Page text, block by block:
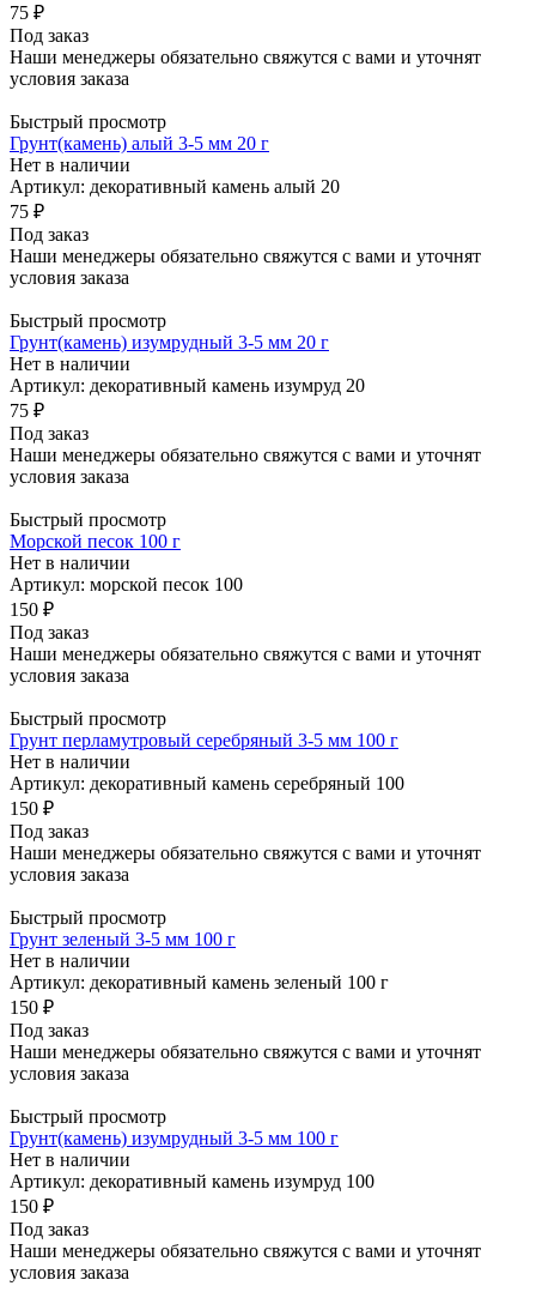
75 ₽
Под заказ
Наши менеджеры обязательно свяжутся с вами и уточнят
условия заказа
Быстрый просмотр
Грунт(камень) алый 3-5 мм 20 г
Нет в наличии
Артикул: декоративный камень алый 20
75 ₽
Под заказ
Наши менеджеры обязательно свяжутся с вами и уточнят
условия заказа
Быстрый просмотр
Грунт(камень) изумрудный 3-5 мм 20 г
Нет в наличии
Артикул: декоративный камень изумруд 20
75 ₽
Под заказ
Наши менеджеры обязательно свяжутся с вами и уточнят
условия заказа
Быстрый просмотр
Морской песок 100 г
Нет в наличии
Артикул: морской песок 100
150 ₽
Под заказ
Наши менеджеры обязательно свяжутся с вами и уточнят
условия заказа
Быстрый просмотр
Грунт перламутровый серебряный 3-5 мм 100 г
Нет в наличии
Артикул: декоративный камень серебряный 100
150 ₽
Под заказ
Наши менеджеры обязательно свяжутся с вами и уточнят
условия заказа
Быстрый просмотр
Грунт зеленый 3-5 мм 100 г
Нет в наличии
Артикул: декоративный камень зеленый 100 г
150 ₽
Под заказ
Наши менеджеры обязательно свяжутся с вами и уточнят
условия заказа
Быстрый просмотр
Грунт(камень) изумрудный 3-5 мм 100 г
Нет в наличии
Артикул: декоративный камень изумруд 100
150 ₽
Под заказ
Наши менеджеры обязательно свяжутся с вами и уточнят
условия заказа